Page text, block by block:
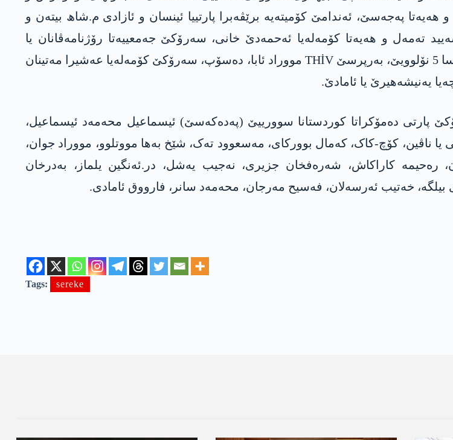
پەجەسێ، ئەندامێ کۆمیتەیە برێڤەبرا پارتییا ئینسان و ئازادی م.شاھ بیتەن و
تەمەل و ھەیەتا کۆمەلەیا ئەحمەدێ خانی، سەرۆکێ جەمعییەتا رۆژنامەڤانان یا
ئاناتۆلییایێ جەمیل ئایدۆگان، کۆمەلەیا نووبھار، ھەیەتا ئینسیاتیفا ھەفسا 5 نۆلوویێ، بەرپرسێ THİV مووراد ئابا، دەسۆپ، سەرۆکێ کۆمەلەیا عەشیرا مەتینان
یەنیشەھیرێ یا ئامادێ.
پارتی دەمۆکراتا کوردستانا سوورییێ (پەدەکەسێ) ئیسماعیل محەمەد ئیسماعیل،
یا ناڤین، کۆچ-کاک، کەمال بوورکای، مەسعوود تەک، شێخ بەھا مووتلوو، مووراد جوان،
رەحیمە کاراکاش، شەرەفخان جزیری، نەجیب یەشل، در.ئەنگین یلماز، بەدرخان
بیلگە، خەتیب ئەرسەلان، فەسیح مەرجان، محەمەد سانر، فارووق ئامادی.
Tags: sereke